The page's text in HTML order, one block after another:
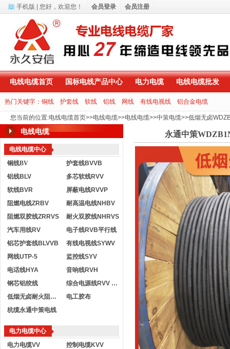
电线电缆首页 国标电线产品中心 电力电缆 电线电缆批发
热门关键字： 铜线 护套线 软线 铝线 网线 有线电视线 铝合金电缆
您当前的位置:电线电缆首页>>电线电缆>>电线电缆>>中策电缆>>低烟无卤
电线电缆
电线电缆中心
铜线BV
护套线BVVB
铝线BLV
多芯软线RVV
软线BVR
屏蔽电线RVVP
阻燃电线ZRBV
耐高温电线NHBV
阻燃双胶线ZRRVS
耐火双胶线NHRVS
汽车用线RV
电子线RVB平行线
铝芯护套线BLVVB
有线电视线SYWV
网线UTP-5
监控线SYV
电话线HYA
音响线RVH
钢芯铝绞线
综合电源线RVV KVVR
低烟无卤耐火阻燃电线
电工胶布
杭缆永通中策电线
电力电缆中心
电力电缆VV
控制电缆KVV
永通中策
手机版 | 您好， 欢迎您！ 会员登录 会员注册